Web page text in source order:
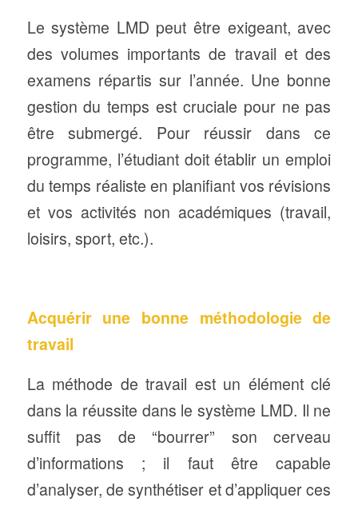
Le système LMD peut être exigeant, avec
des volumes importants de travail et des
examens répartis sur l’année. Une bonne
gestion du temps est cruciale pour ne pas
être submergé. Pour réussir dans ce
programme, l’étudiant doit établir un emploi
du temps réaliste en planifiant vos révisions
et vos activités non académiques (travail,
loisirs, sport, etc.).
Acquérir une bonne méthodologie de
travail
La méthode de travail est un élément clé
dans la réussite dans le système LMD. Il ne
suffit pas de “bourrer” son cerveau
d’informations ; il faut être capable
d’analyser, de synthétiser et d’appliquer ces